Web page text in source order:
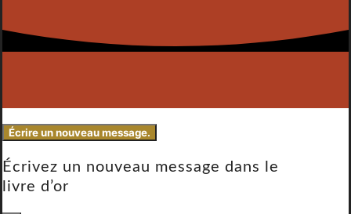
Écrivez un nouveau message dans le
livre d’or